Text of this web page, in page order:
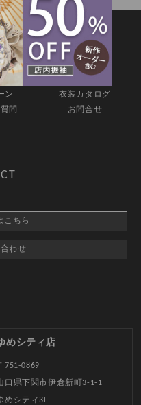
ン
衣装カタログ
問
お問合せ
こちら
わせ
めシティ店
751-0869
口県下関市伊倉新町3-1-1
めシティ3F